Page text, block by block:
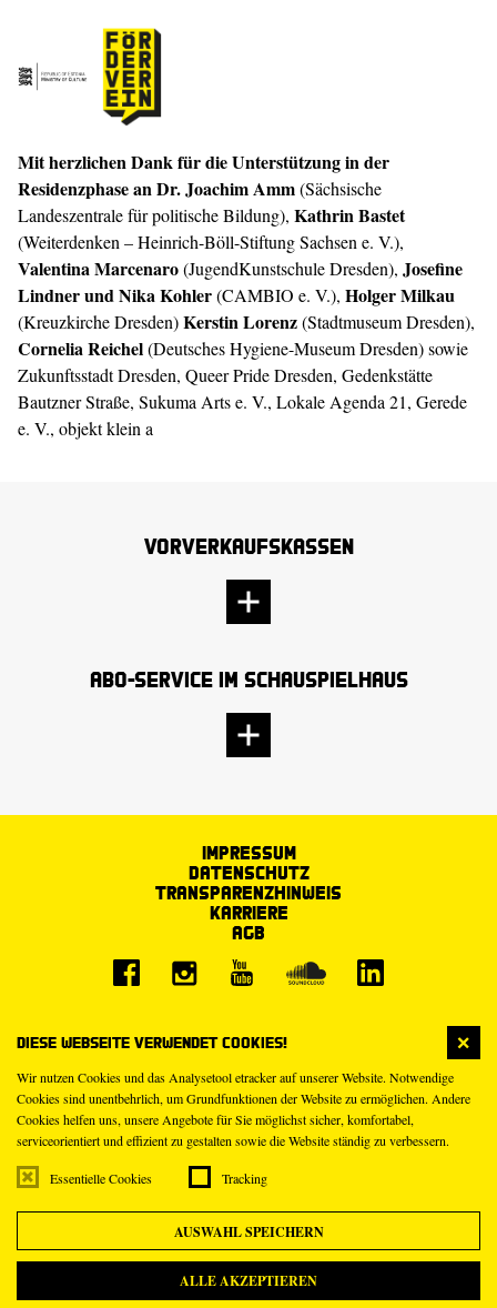
Diese Webseite verwendet Cookies!
Wir nutzen Cookies und das Analysetool etracker auf unserer Website. Notwendige
Cookies sind unentbehrlich, um Grundfunktionen der Website zu ermöglichen. Andere
Cookies helfen uns, unsere Angebote für Sie möglichst sicher, komfortabel,
serviceorientiert und effizient zu gestalten sowie die Website ständig zu verbessern.
Essentielle Cookies Tracking
AUSWAHL SPEICHERN
ALLE AKZEPTIEREN
Mit herzlichen Dank für die Unterstützung in der
Residenzphase an Dr. Joachim Amm(Sächsische
Landeszentrale für politische Bildung), Kathrin Bastet
(Weiterdenken – Heinrich-Böll-Stiftung Sachsen e. V.),
Valentina Marcenaro(JugendKunstschule Dresden), Josefine
Lindner und Nika Kohler(CAMBIO e. V.), Holger Milkau
(Kreuzkirche Dresden)Kerstin Lorenz(Stadtmuseum Dresden),
Cornelia Reichel(Deutsches Hygiene-Museum Dresden) sowie
Zukunftsstadt Dresden, Queer Pride Dresden, Gedenkstätte
Bautzner Straße, Sukuma Arts e. V., Lokale Agenda 21, Gerede
e. V., objekt klein a
Vorverkaufskassen
Abo-Service im Schauspielhaus
Impressum
Datenschutz
Transparenzhinweis
Karriere
AGB